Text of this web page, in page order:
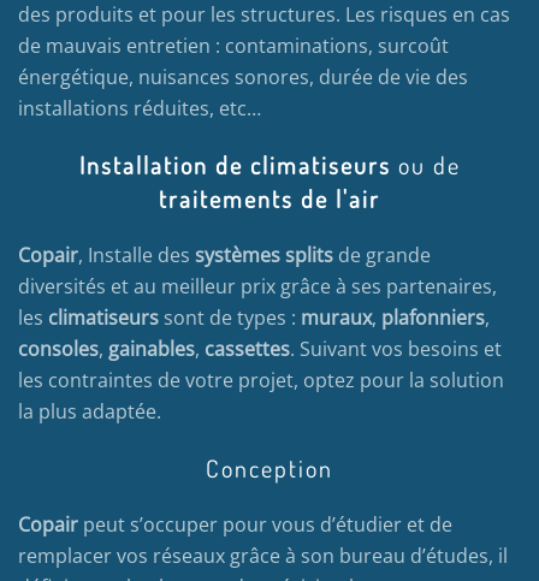
des produits et pour les structures. Les risques en cas
de mauvais entretien : contaminations, surcoût
énergétique, nuisances sonores, durée de vie des
installations réduites, etc…
Installation de climatiseurs ou de
traitements de l'air
Copair, Installe des systèmes splits de grande
diversités et au meilleur prix grâce à ses partenaires,
les climatiseurs sont de types : muraux, plafonniers,
consoles, gainables, cassettes. Suivant vos besoins et
les contraintes de votre projet, optez pour la solution
la plus adaptée.
Conception
Copair peut s’occuper pour vous d’étudier et de
remplacer vos réseaux grâce à son bureau d’études, il